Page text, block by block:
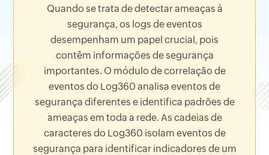
Quando se trata de detectar ameaças à
segurança, os logs de eventos
desempenham um papel crucial, pois
contêm informações de segurança
importantes. O módulo de correlação de
eventos do Log360 analisa eventos de
segurança diferentes e identifica padrões de
ameaças em toda a rede. As cadeias de
caracteres do Log360 isolam eventos de
segurança para identificar indicadores de um